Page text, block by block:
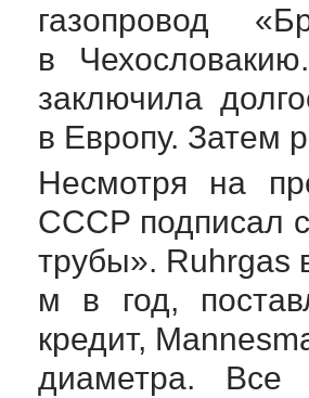
газопровод
в
заключила
в Европу. Затем
Несмотря на
СССР подписал с
трубы». Ruhrgas
м в год,
кредит,
диаметра. Все